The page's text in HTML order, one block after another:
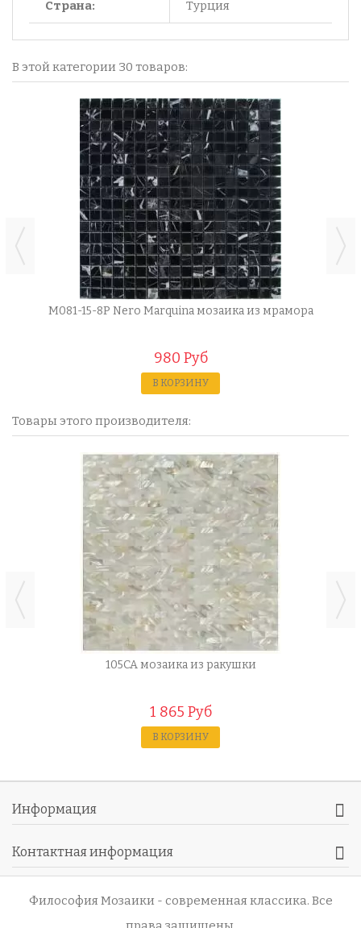
Страна: Турция
В этой категории 30 товаров:
M081-15-8P Nero Marquina мозаика из мрамора
980 Руб
В КОРЗИНУ
Товары этого производителя:
105CA мозаика из ракушки
1 865 Руб
В КОРЗИНУ
Информация
Контактная информация
Философия Мозаики - современная классика. Все